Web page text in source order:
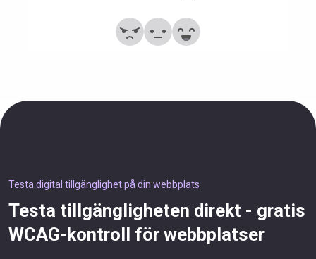
NejDelvis
Ja
Testa digital tillgänglighet på din webbplats
Testa tillgängligheten direkt - gratis
WCAG-kontroll för webbplatser